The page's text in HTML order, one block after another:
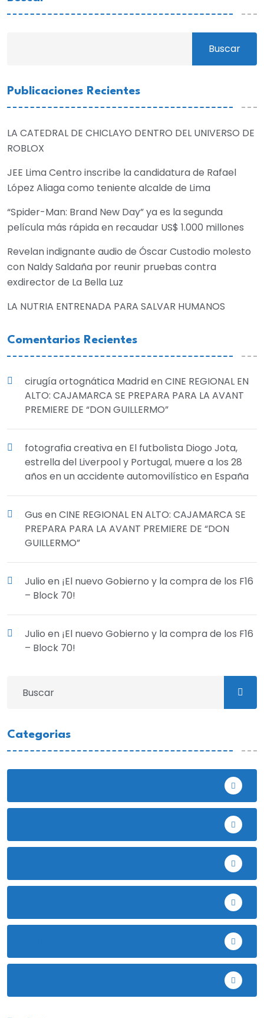
Buscar
Publicaciones Recientes
LA CATEDRAL DE CHICLAYO DENTRO DEL UNIVERSO DE
ROBLOX
JEE Lima Centro inscribe la candidatura de Rafael
López Aliaga como teniente alcalde de Lima
“Spider-Man: Brand New Day” ya es la segunda
película más rápida en recaudar US$ 1.000 millones
Revelan indignante audio de Óscar Custodio molesto
con Naldy Saldaña por reunir pruebas contra
exdirector de La Bella Luz
LA NUTRIA ENTRENADA PARA SALVAR HUMANOS
Comentarios Recientes
cirugía ortognática MadridenCINE REGIONAL EN
ALTO: CAJAMARCA SE PREPARA PARA LA AVANT
PREMIERE DE “DON GUILLERMO”
fotografia creativaen El futbolista Diogo Jota,
estrella del Liverpool y Portugal, muere a los 28
años en un accidente automovilístico en España
Gus enCINE REGIONAL EN ALTO: CAJAMARCA SE
PREPARA PARA LA AVANT PREMIERE DE “DON
GUILLERMO”
Julio en ¡El nuevo Gobierno y la compra de los F16
– Block 70!
Julio en ¡El nuevo Gobierno y la compra de los F16
– Block 70!
Categorias